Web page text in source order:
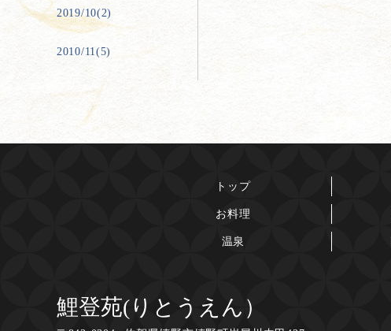
2019/10(2)
2010/11(5)
トップ
お料理
温泉
鯉登苑(りとうえん）